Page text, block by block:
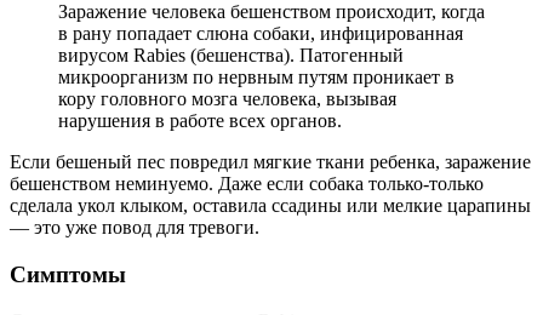
Заражение человека бешенством происходит, когда
в рану попадает слюна собаки, инфицированная
вирусом Rabies (бешенства). Патогенный
микроорганизм по нервным путям проникает в
кору головного мозга человека, вызывая
нарушения в работе всех органов.
Если бешеный пес повредил мягкие ткани ребенка, заражение
бешенством неминуемо. Даже если собака только-только
сделала укол клыком, оставила ссадины или мелкие царапины
— это уже повод для тревоги.
Симптомы